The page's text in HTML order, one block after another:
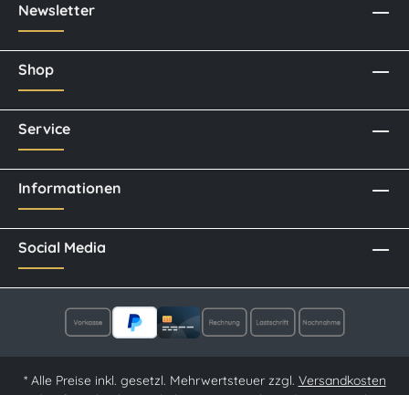
Newsletter
Social Media
Shop
Service
Informationen
* Alle Preise inkl. gesetzl. Mehrwertsteuer zzgl. Versandkosten